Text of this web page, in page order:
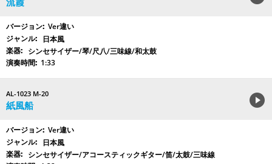
Ver違い
日本風
シンセサイザー/琴/尺八/三味線/和太鼓
1:33
AL-1023 M-20
紙風船
Ver違い
日本風
シンセサイザー/アコースティックギター/笛/太鼓/三味線